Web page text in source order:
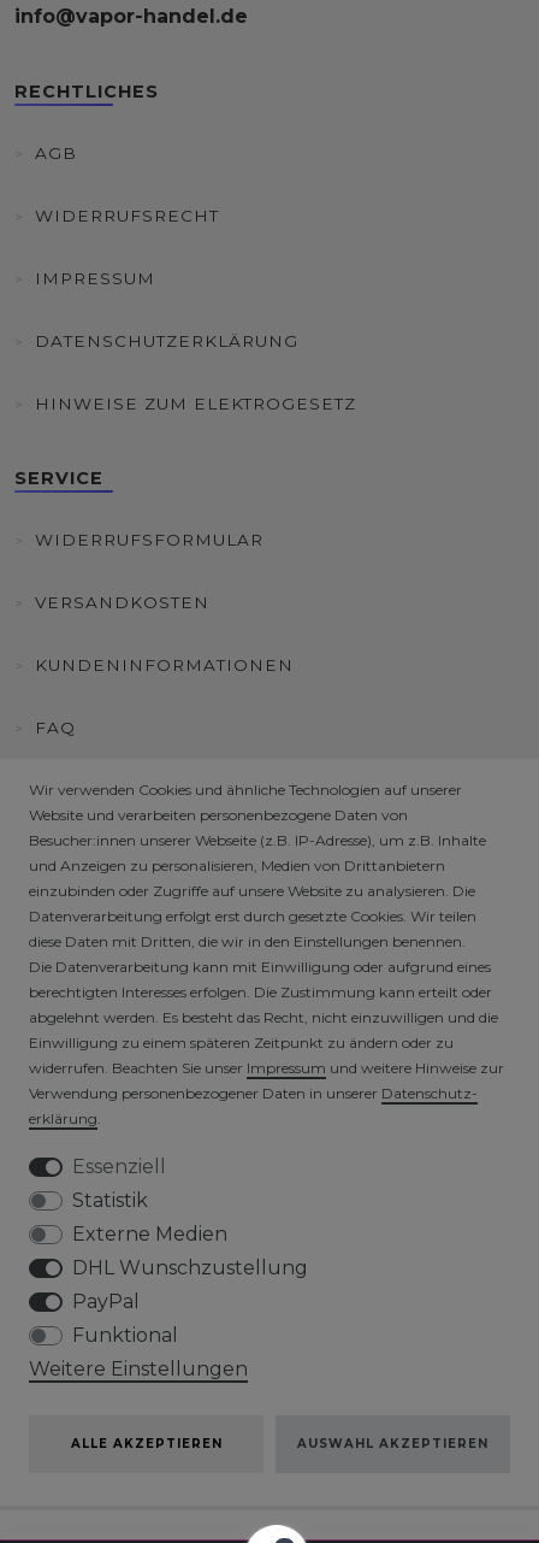
info@vapor-handel.de
RECHTLICHES
AGB
WIDERRUFSRECHT
IMPRESSUM
DATENSCHUTZERKLÄRUNG
HINWEISE ZUM ELEKTROGESETZ
SERVICE
WIDERRUFSFORMULAR
VERSANDKOSTEN
KUNDENINFORMATIONEN
FAQ
HÄNDLER / B2B SHOP
SICHERE ZAHLARTEN
VERSICHERTER VERSAND
Wir verwenden Cookies und ähnliche Technologien auf unserer
Website und verarbeiten personenbezogene Daten von
Besucher:innen unserer Webseite (z.B. IP-Adresse), um z.B. Inhalte
und Anzeigen zu personalisieren, Medien von Drittanbietern
einzubinden oder Zugriffe auf unsere Website zu analysieren. Die
Datenverarbeitung erfolgt erst durch gesetzte Cookies. Wir teilen
diese Daten mit Dritten, die wir in den Einstellungen benennen.
Die Datenverarbeitung kann mit Einwilligung oder aufgrund eines
berechtigten Interesses erfolgen. Die Zustimmung kann erteilt oder
abgelehnt werden. Es besteht das Recht, nicht einzuwilligen und die
Einwilligung zu einem späteren Zeitpunkt zu ändern oder zu
widerrufen. Beachten Sie unser Impressum und weitere Hinweise zur
Verwendung personenbezogener Daten in unserer Daten­schutz­
erklärung.
Essenziell
Statistik
Externe Medien
DHL Wunschzustellung
PayPal
Funktional
Weitere Einstellungen
ALLE AKZEPTIEREN AUSWAHL AKZEPTIEREN